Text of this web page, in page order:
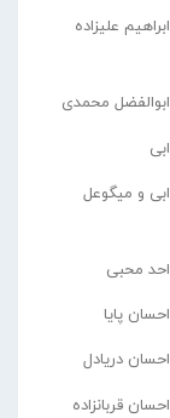
ابراهیم علیزاده
ابوالفضل محمدی
ابی
ابی و میگوعل
احد محبی
احسان پایا
احسان دریادل
احسان قربانزاده